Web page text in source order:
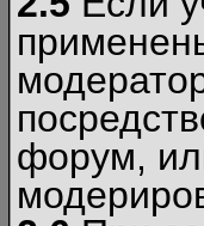
форум,